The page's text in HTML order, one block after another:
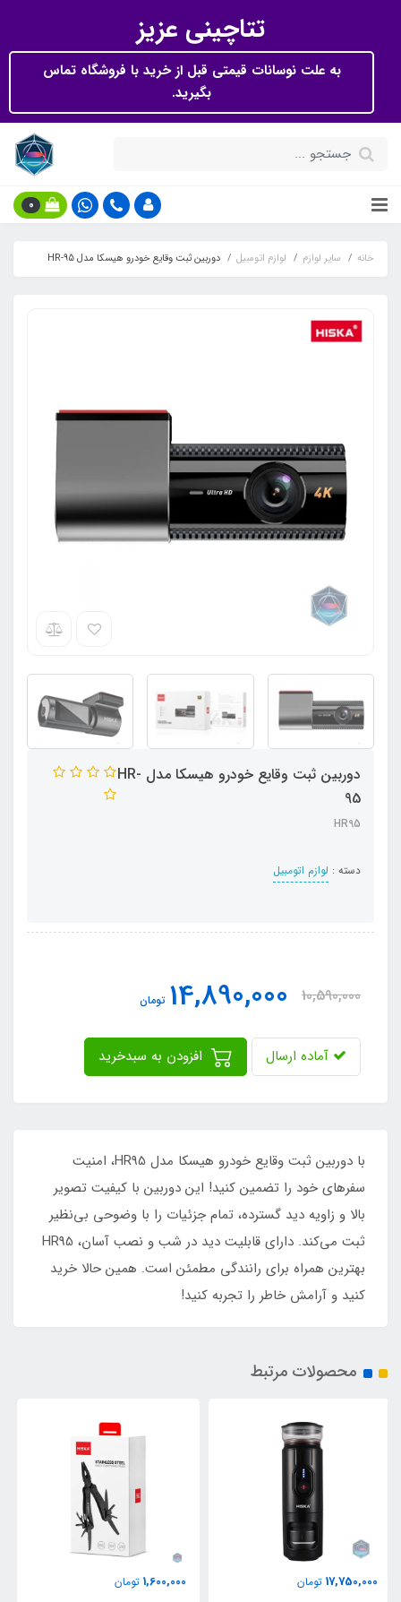
تتاچینی عزیز
به علت نوسانات قیمتی قبل از خرید با فروشگاه تماس
بگیرید.
0
خانه سایر لوازم لوازم اتومبیل دوربین ثبت وقایع خودرو هیسکا مدل HR-95
دوربین ثبت وقایع خودرو هیسکا مدل HR-
95
HR95
دسته : لوازم اتومبیل
10,590,000
14,890,000 تومان
آماده ارسال
با دوربین ثبت وقایع خودرو هیسکا مدل HR95، امنیت
سفرهای خود را تضمین کنید! این دوربین با کیفیت تصویر
بالا و زاویه دید گسترده، تمام جزئیات را با وضوحی بی‌نظیر
ثبت می‌کند. دارای قابلیت دید در شب و نصب آسان، HR95
بهترین همراه برای رانندگی مطمئن است. همین حالا خرید
کنید و آرامش خاطر را تجربه کنید!
محصولات مرتبط
1,600,000
0
950,000